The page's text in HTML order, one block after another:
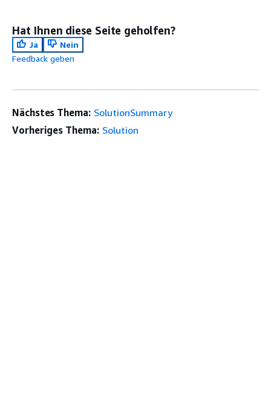
Hat Ihnen diese Seite geholfen?
Ja
Nein
Feedback geben
Nächstes Thema: SolutionSummary
Vorheriges Thema: Solution